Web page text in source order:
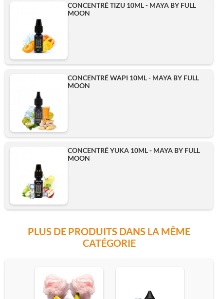
CONCENTRÉ TIZU 10ML - MAYA BY FULL
MOON
CONCENTRÉ WAPI 10ML - MAYA BY FULL
MOON
CONCENTRÉ YUKA 10ML - MAYA BY FULL
MOON
PLUS DE PRODUITS DANS LA MÊME
CATÉGORIE